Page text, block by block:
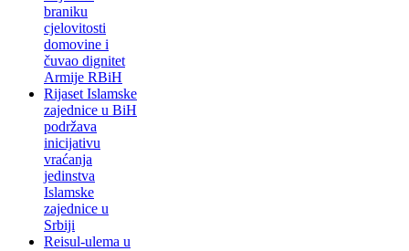
braniku
cjelovitosti
domovine i
čuvao dignitet
Armije RBiH
Rijaset Islamske
zajednice u BiH
podržava
inicijativu
vraćanja
jedinstva
Islamske
zajednice u
Srbiji
Reisul-ulema u